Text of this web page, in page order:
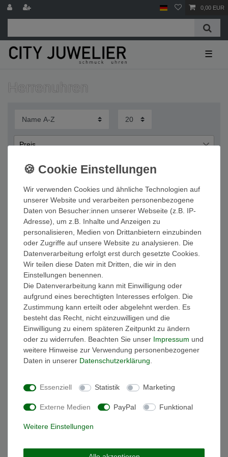
0,00 EUR
☰
Herrenuhren
Preis
― €
Übernehmen
Wichtige Informationen
FAQ Funkuhren
Wasserdichtheit
Geschenkverpackung
Batterieentsorgung
Zahlung
Versand
Sicher und Bequem bezahlen
Schneller und sicherer Versand
Wir verwenden Cookies und ähnliche Technologien auf
unserer Website und verarbeiten personenbezogene
Daten von Besucher:innen unserer Webseite (z.B. IP-
Adresse), um z.B. Inhalte und Anzeigen zu
personalisieren, Medien von Drittanbietern einzubinden
oder Zugriffe auf unsere Website zu analysieren. Die
Datenverarbeitung erfolgt erst durch gesetzte Cookies.
Wir teilen diese Daten mit Dritten, die wir in den
Einstellungen benennen.
Die Datenverarbeitung kann mit Einwilligung oder
aufgrund eines berechtigten Interesses erfolgen. Die
Zustimmung kann erteilt oder abgelehnt werden. Es
besteht das Recht, nicht einzuwilligen und die
Einwilligung zu einem späteren Zeitpunkt zu ändern
oder zu widerrufen. Beachten Sie unser Impressum und
weitere Hinweise zur Verwendung personenbezogener
Daten in unserer Daten­schutz­erklärung
Essenziell Statistik Marketing
Externe Medien PayPal Funktional
Weitere Einstellungen